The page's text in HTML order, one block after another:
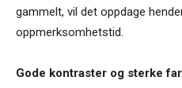
gammelt, vil det oppdage
oppmerksomhetstid.
Gode kontraster og sterke